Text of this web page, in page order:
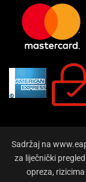
Sadržaj na
za liječnički
opreza,